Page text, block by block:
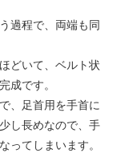
過程で、両端も同
どいて、ベルト状
成です。
、足首用を手首に
し長めなので、手
ってしまいます。